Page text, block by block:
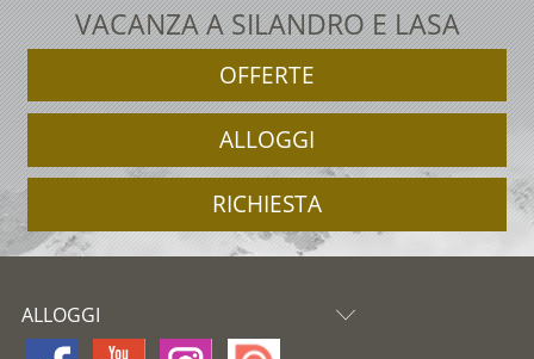
VACANZA A SILANDRO E LASA
OFFERTE
ALLOGGI
RICHIESTA
ALLOGGI